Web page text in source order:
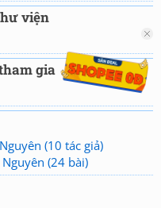
viện
gia
(10 tác giả)
(24 bài)